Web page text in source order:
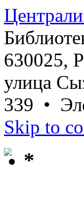
630025,
улица
339 •
Skip to
*